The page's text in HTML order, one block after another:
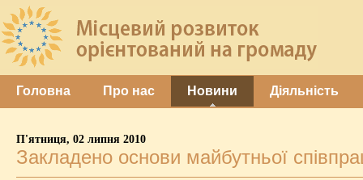
Головна Про нас Новини Діяльність
П'ятниця, 02 липня 2010
Закладено основи майбутньої